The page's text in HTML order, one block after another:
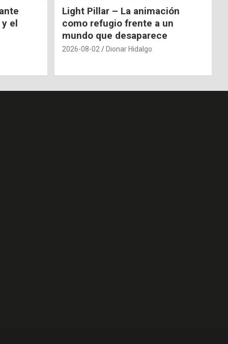
el
Light Pillar – La animación
como refugio frente a un
mundo que desaparece
2026-08-02 Dionar Hidalgo